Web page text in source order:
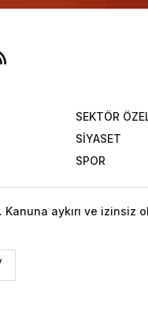
SEKTÖR
SİYASET
SPOR
aykırı ve izinsiz